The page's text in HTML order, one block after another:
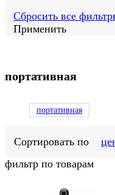
Сбросить все
Применить
портативная
портативная
Сортировать по
фильтр по товарам